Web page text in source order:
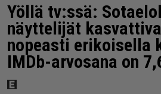
Yöllä tv:ssä:
näyttelijät
nopeasti erikoisella
IMDb-arvosana on